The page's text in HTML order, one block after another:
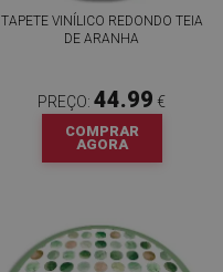
TAPETE VINÍLICO REDONDO TEIA
DE ARANHA
PREÇO: 44.99 €
COMPRAR
AGORA